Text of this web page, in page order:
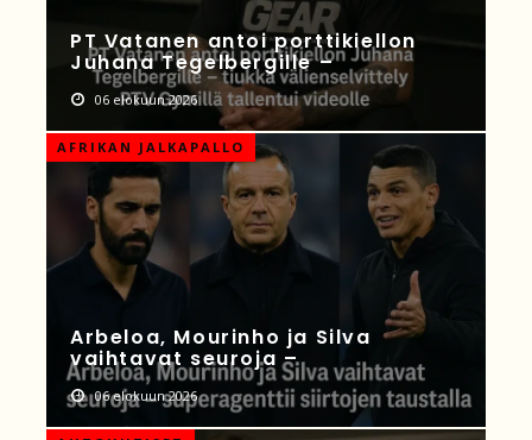
PT Vatanen antoi porttikiellon
Juhana Tegelbergille –
06 elokuun 2026
AFRIKAN JALKAPALLO
Arbeloa, Mourinho ja Silva
vaihtavat seuroja –
06 elokuun 2026